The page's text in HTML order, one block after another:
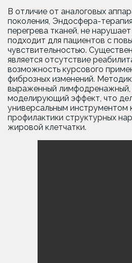
В отличие от аналоговых
поколения, Эндосфера-
перегрева тканей, не
подходит для пациентов с
чувствительностью.
является отсутствие
возможность курсового
фиброзных изменений.
выраженный лимфодренажный,
моделирующий эффект, что
универсальным инструментом
профилактики структурных
жировой клетчатки.